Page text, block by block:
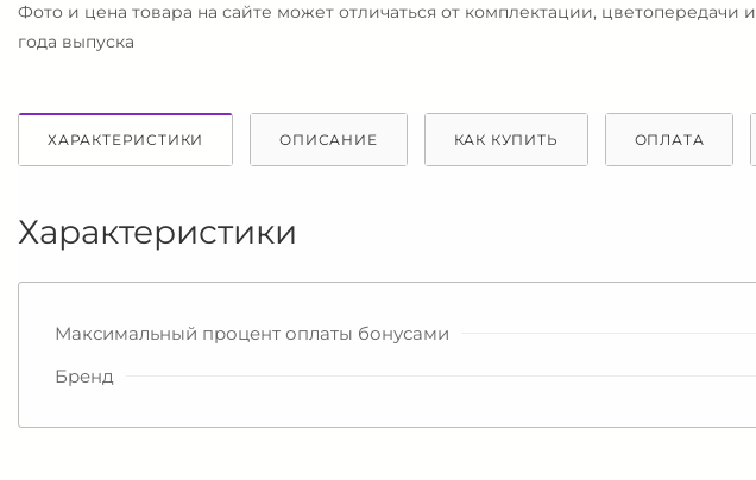
Фото и цена товара на сайте может отличаться от комплектации, цветопередачи и
года выпуска
ХАРАКТЕРИСТИКИ ОПИСАНИЕ КАК КУПИТЬ ОПЛАТА
Характеристики
Максимальный процент оплаты бонусами
Бренд